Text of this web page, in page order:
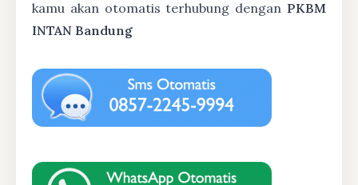
kamu akan otomatis terhubung dengan PKBM
INTAN Bandung